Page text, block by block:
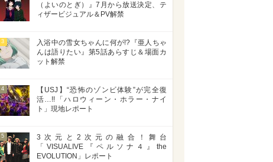
（よいのとぎ）』7月から放送決定、テ
ィザービジュアル＆PV解禁
3
入浴中の雪女ちゃんに何が!?『亜人ちゃ
んは語りたい』第5話あらすじ＆場面カ
ット解禁
4
【USJ】“恐怖のゾンビ体験”が完全復
活…!!「ハロウィーン・ホラー・ナイ
ト」現地レポート
5
3次元と2次元の融合！舞台
「VISUALIVE『ペルソナ４』the
EVOLUTION」レポート